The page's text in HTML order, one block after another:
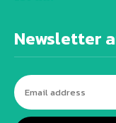
Newsletter